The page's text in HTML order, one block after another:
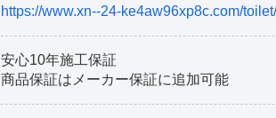
https://www.xn--24-ke4aw96xp8c.com/
安心10年施工保証
商品保証はメーカー保証に追加可能